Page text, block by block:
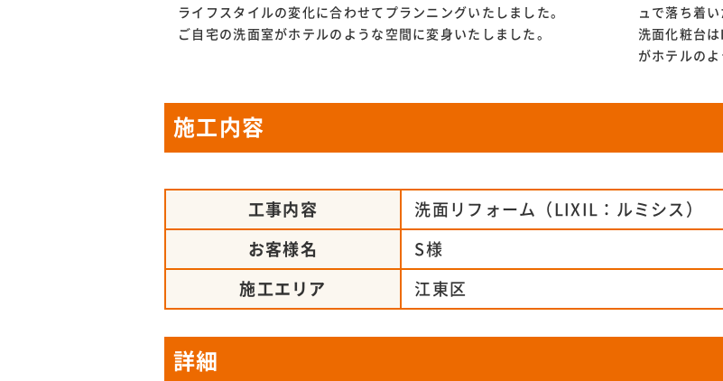
ライフスタイルの変化に合わせてプランニングいたしました。
ご自宅の洗面室がホテルのような空間に変身いたしました。
ュで落ち着
洗面化粧台
がホテルのよ
施工内容
工事内容 洗面リフォーム（LIXIL：ルミシス）
お客様名 S様
施工エリア 江東区
詳細